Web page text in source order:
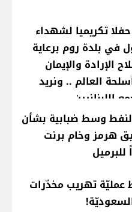
تكريميا لشهداء
في بلدة روم برعاية
الإرادة والإيمان
العالم .. ونريد
اللبنانيين
وسط ضبابية بشأن
هرمز وخام برنت
عمليّة تهريب مخدّرات